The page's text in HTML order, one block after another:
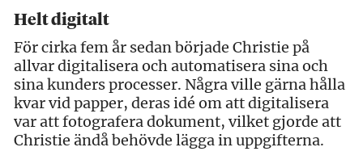
Helt digitalt
För cirka fem år sedan började Christie på
allvar digitalisera och automatisera sina och
sina kunders processer. Några ville gärna hålla
kvar vid papper, deras idé om att digitalisera
var att fotografera dokument, vilket gjorde att
Christie ändå behövde lägga in uppgifterna.